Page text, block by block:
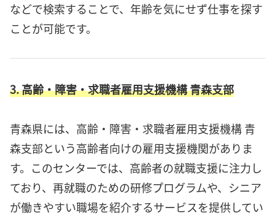
などで検索することで、年齢を気にせず仕事を探す
ことが可能です。
3. 高齢・障害・求職者雇用支援機構 青森支部
青森県には、高齢・障害・求職者雇用支援機構 青
森支部という高齢者向けの雇用支援機関がありま
す。このセンターでは、高齢者の就職支援に注力し
ており、再就職のための研修プログラムや、シニア
が働きやすい職場を紹介するサービスを提供してい